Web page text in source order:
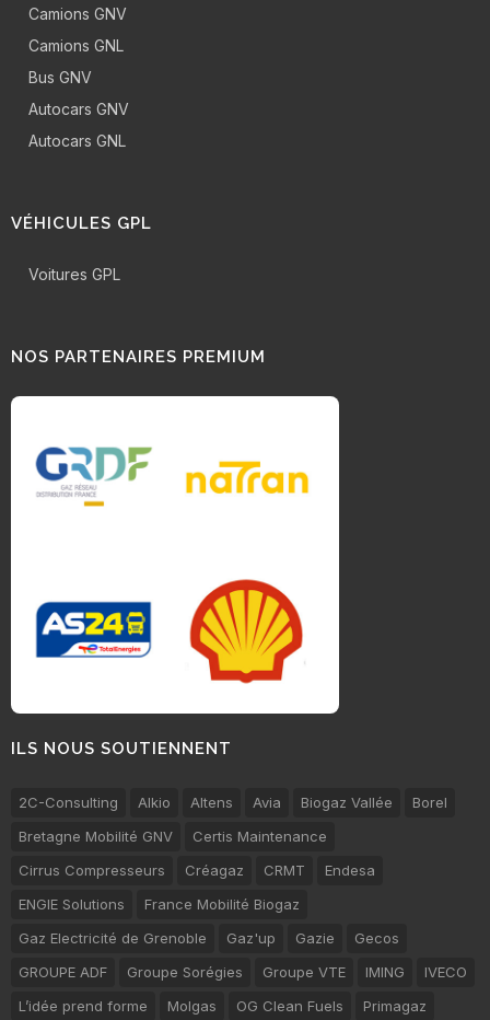
Camions GNV
Camions GNL
Bus GNV
Autocars GNV
Autocars GNL
VÉHICULES GPL
Voitures GPL
NOS PARTENAIRES PREMIUM
ILS NOUS SOUTIENNENT
2C-Consulting Alkio Altens Avia Biogaz Vallée
Borel
Bretagne Mobilité GNV
Certis Maintenance
Cirrus Compresseurs
Créagaz CRMT
Endesa
ENGIE Solutions
France Mobilité Biogaz
Gaz Electricité de Grenoble
Gaz'up Gazie
Gecos
GROUPE ADF
Groupe Sorégies Groupe VTE IMING
IVECO
L’idée prend forme
Molgas OG Clean Fuels Primagaz